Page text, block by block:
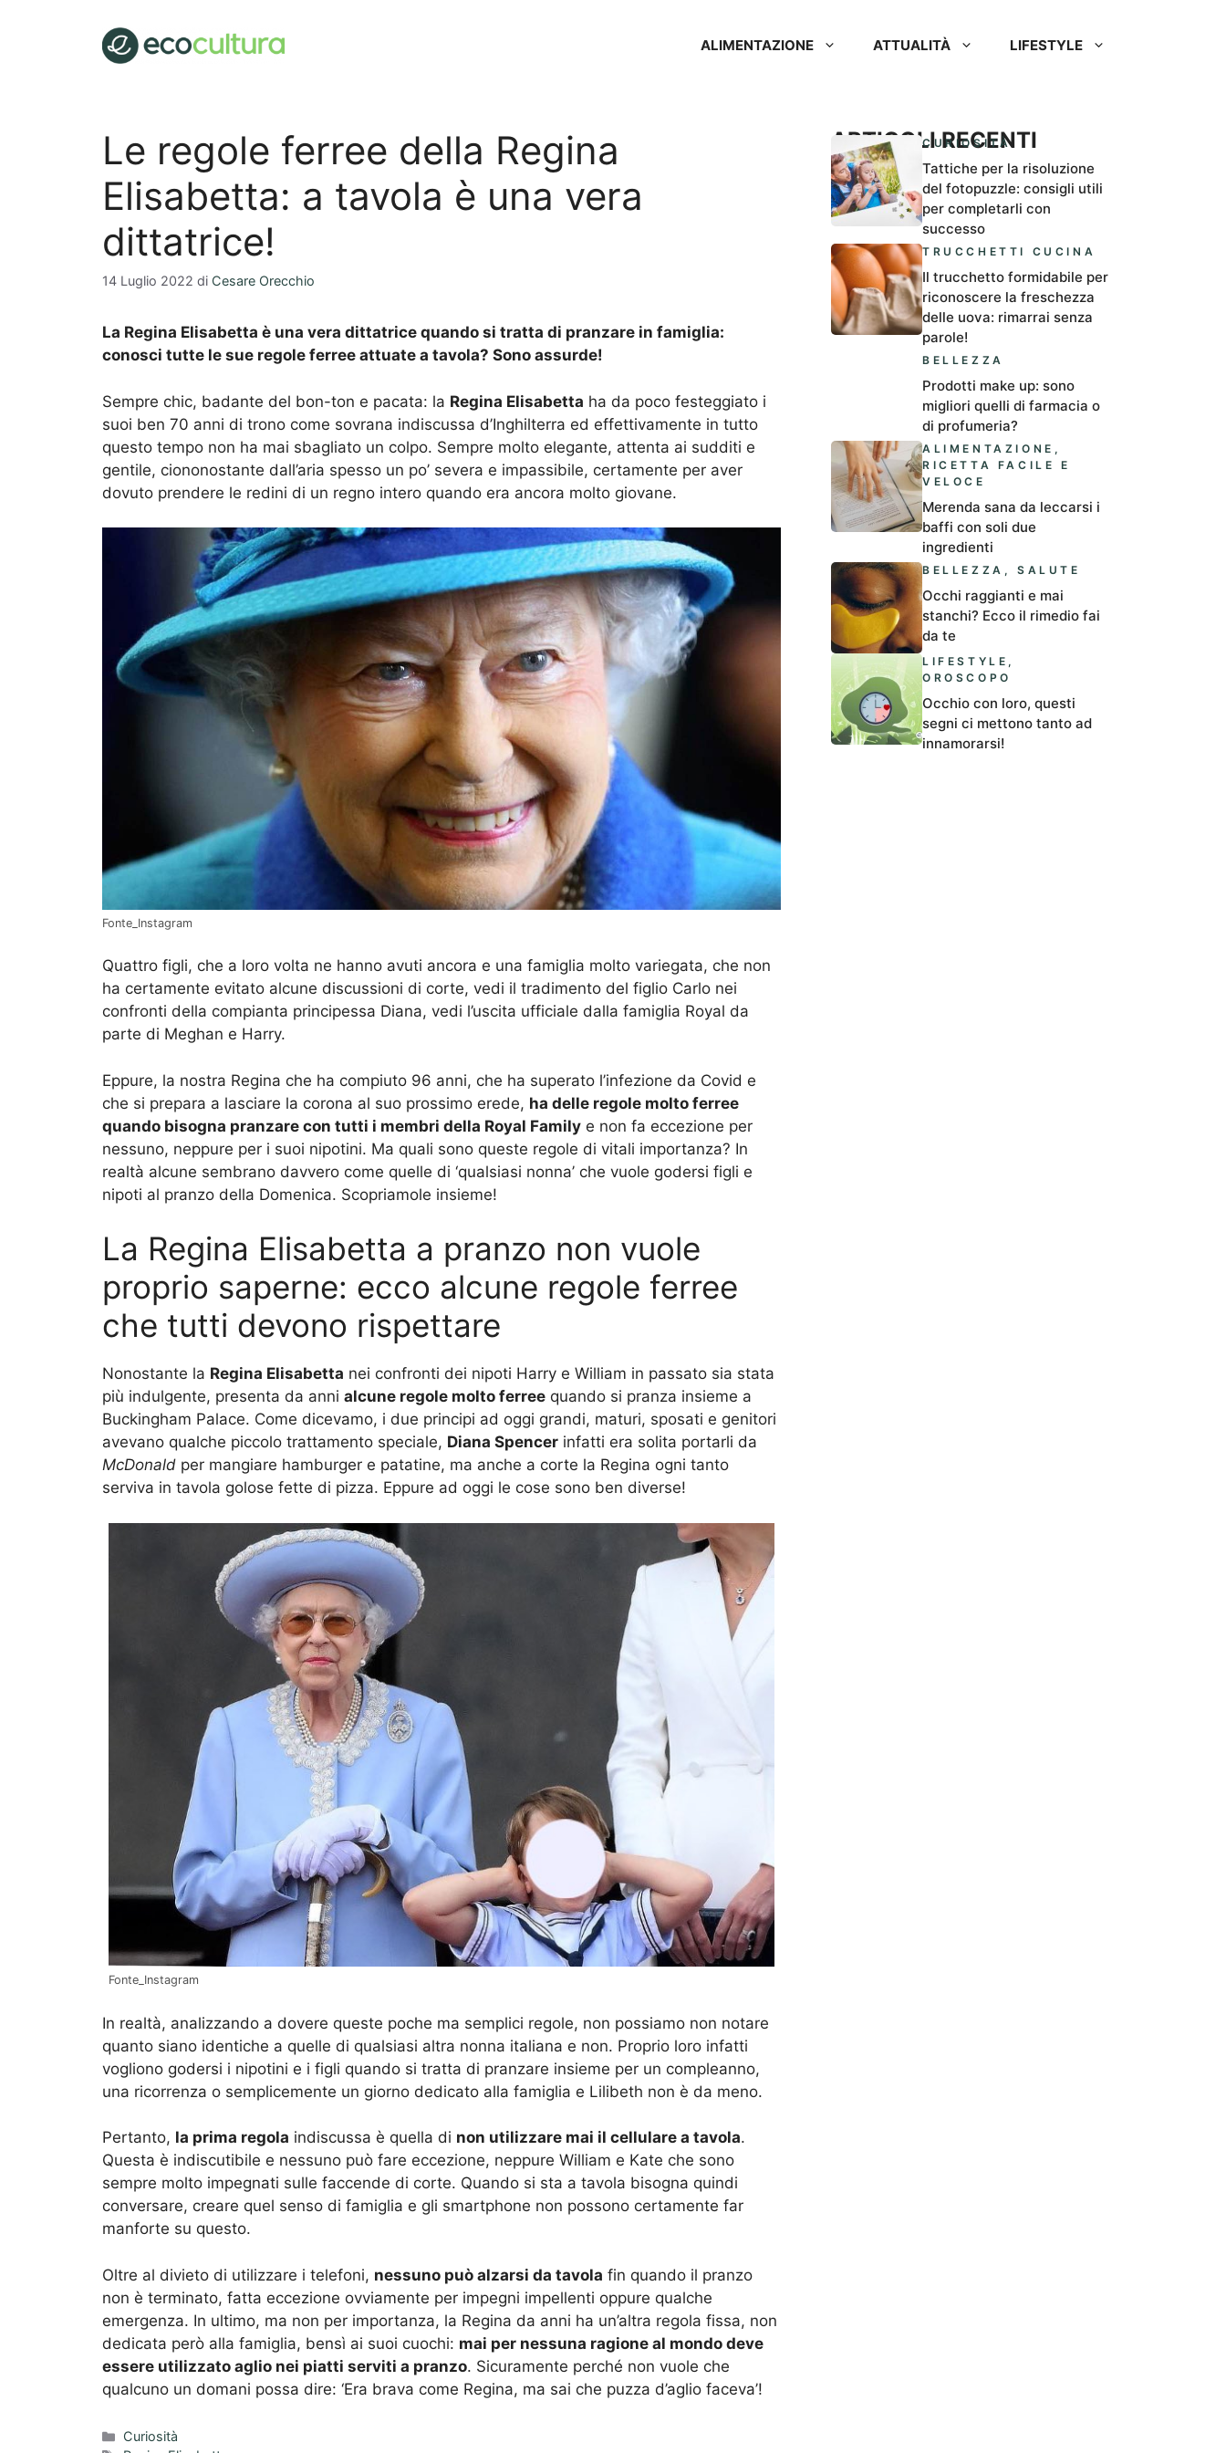
ALIMENTAZIONE ATTUALITÀ LIFESTYLE
Le regole ferree della Regina
Elisabetta: a tavola è una vera
dittatrice!
14 Luglio 2022 di Cesare Orecchio
La Regina Elisabetta è una vera dittatrice quando si tratta di pranzare in famiglia:
conosci tutte le sue regole ferree attuate a tavola? Sono assurde!
Sempre chic, badante del bon-ton e pacata: la Regina Elisabetta ha da poco festeggiato i
suoi ben 70 anni di trono come sovrana indiscussa d’Inghilterra ed effettivamente in tutto
questo tempo non ha mai sbagliato un colpo. Sempre molto elegante, attenta ai sudditi e
gentile, ciononostante dall’aria spesso un po’ severa e impassibile, certamente per aver
dovuto prendere le redini di un regno intero quando era ancora molto giovane.
Fonte_Instagram
Quattro figli, che a loro volta ne hanno avuti ancora e una famiglia molto variegata, che non
ha certamente evitato alcune discussioni di corte, vedi il tradimento del figlio Carlo nei
confronti della compianta principessa Diana, vedi l’uscita ufficiale dalla famiglia Royal da
parte di Meghan e Harry.
Eppure, la nostra Regina che ha compiuto 96 anni, che ha superato l’infezione da Covid e
che si prepara a lasciare la corona al suo prossimo erede, ha delle regole molto ferree
quando bisogna pranzare con tutti i membri della Royal Family e non fa eccezione per
nessuno, neppure per i suoi nipotini. Ma quali sono queste regole di vitali importanza? In
realtà alcune sembrano davvero come quelle di ‘qualsiasi nonna’ che vuole godersi figli e
nipoti al pranzo della Domenica. Scopriamole insieme!
La Regina Elisabetta a pranzo non vuole
proprio saperne: ecco alcune regole ferree
che tutti devono rispettare
Nonostante la Regina Elisabetta nei confronti dei nipoti Harry e William in passato sia stata
più indulgente, presenta da anni alcune regole molto ferree quando si pranza insieme a
Buckingham Palace. Come dicevamo, i due principi ad oggi grandi, maturi, sposati e genitori
avevano qualche piccolo trattamento speciale, Diana Spencer infatti era solita portarli da
McDonald per mangiare hamburger e patatine, ma anche a corte la Regina ogni tanto
serviva in tavola golose fette di pizza. Eppure ad oggi le cose sono ben diverse!
Fonte_Instagram
In realtà, analizzando a dovere queste poche ma semplici regole, non possiamo non notare
quanto siano identiche a quelle di qualsiasi altra nonna italiana e non. Proprio loro infatti
vogliono godersi i nipotini e i figli quando si tratta di pranzare insieme per un compleanno,
una ricorrenza o semplicemente un giorno dedicato alla famiglia e Lilibeth non è da meno.
Pertanto, la prima regola indiscussa è quella di non utilizzare mai il cellulare a tavola.
Questa è indiscutibile e nessuno può fare eccezione, neppure William e Kate che sono
sempre molto impegnati sulle faccende di corte. Quando si sta a tavola bisogna quindi
conversare, creare quel senso di famiglia e gli smartphone non possono certamente far
manforte su questo.
Oltre al divieto di utilizzare i telefoni, nessuno può alzarsi da tavola fin quando il pranzo
non è terminato, fatta eccezione ovviamente per impegni impellenti oppure qualche
emergenza. In ultimo, ma non per importanza, la Regina da anni ha un’altra regola fissa, non
dedicata però alla famiglia, bensì ai suoi cuochi: mai per nessuna ragione al mondo deve
essere utilizzato aglio nei piatti serviti a pranzo. Sicuramente perché non vuole che
qualcuno un domani possa dire: ‘Era brava come Regina, ma sai che puzza d’aglio faceva’!
Categorie
Curiosità
ARTICOLI RECENTI
CURIOSITÀ
Tattiche per la risoluzione
del fotopuzzle: consigli utili
per completarli con
successo
TRUCCHETTI CUCINA
Il trucchetto formidabile per
riconoscere la freschezza
delle uova: rimarrai senza
parole!
BELLEZZA
Prodotti make up: sono
migliori quelli di farmacia o
di profumeria?
ALIMENTAZIONE ,
RICETTA FACILE E
VELOCE
Merenda sana da leccarsi i
baffi con soli due
ingredienti
BELLEZZA ,SALUTE
Occhi raggianti e mai
stanchi? Ecco il rimedio fai
da te
LIFESTYLE ,
OROSCOPO
Occhio con loro, questi
segni ci mettono tanto ad
innamorarsi!